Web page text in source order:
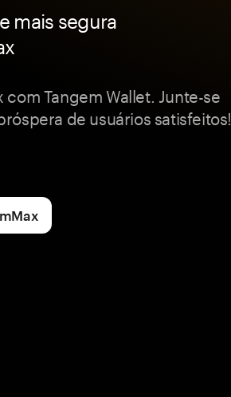
mais segura
Tangem Wallet. Junte-se
de usuários satisfeitos!